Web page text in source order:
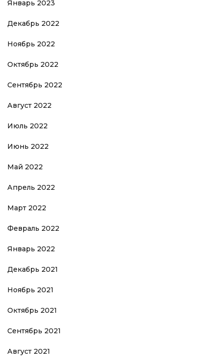
Январь 2023
Декабрь 2022
Ноябрь 2022
Октябрь 2022
Сентябрь 2022
Август 2022
Июль 2022
Июнь 2022
Май 2022
Апрель 2022
Март 2022
Февраль 2022
Январь 2022
Декабрь 2021
Ноябрь 2021
Октябрь 2021
Сентябрь 2021
Август 2021